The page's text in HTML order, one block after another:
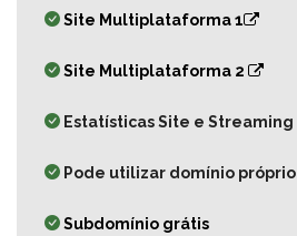
Site Multiplataforma 1
Site Multiplataforma 2
Estatísticas Site e Streaming
Pode utilizar domínio próprio
Subdomínio grátis